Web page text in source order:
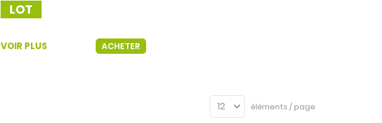
LOT
VOIR PLUS ACHETER
éléments / page